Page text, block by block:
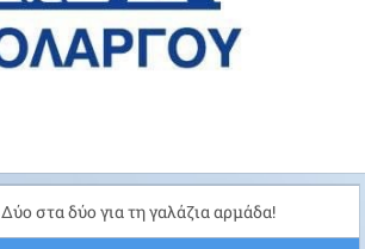
Δύο στα δύο για τη γαλάζια αρμάδα!